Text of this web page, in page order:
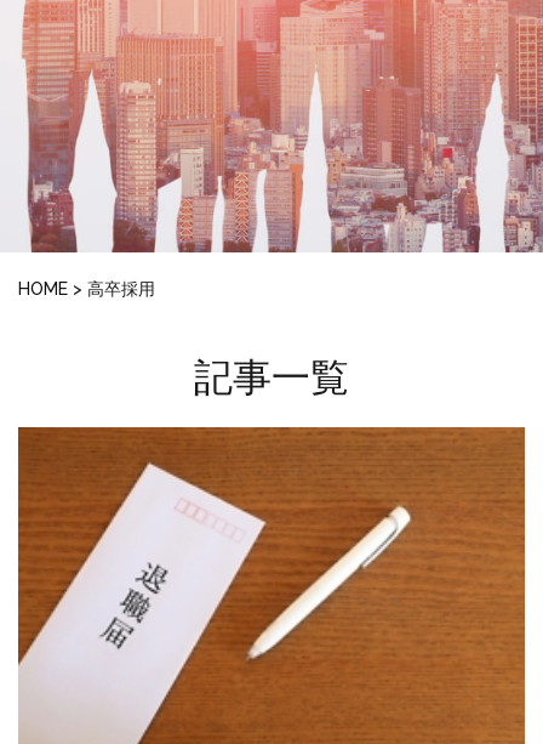
HOME > 高卒採用
記事一覧